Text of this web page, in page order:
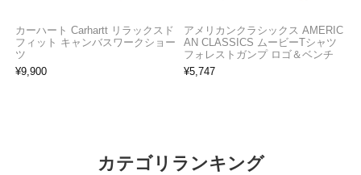
カーハート Carhartt リラックスド
フィット キャンバスワークショー
ツ
¥9,900
アメリカンクラシックス AMERIC
AN CLASSICS ムービーTシャツ
フォレストガンプ ロゴ＆ベンチ
¥5,747
カテゴリランキング